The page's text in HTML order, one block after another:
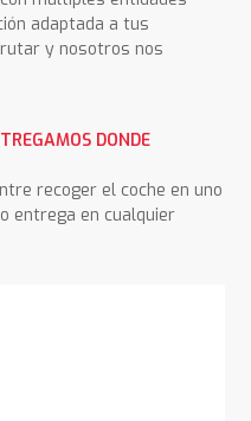
adaptada a tus
y nosotros nos
DONDE
recoger el coche en uno
entrega en cualquier